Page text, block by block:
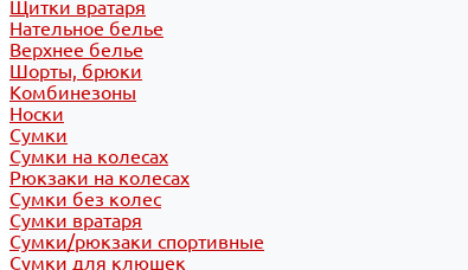
Щитки вратаря
Нательное белье
Верхнее белье
Шорты, брюки
Комбинезоны
Носки
Сумки
Сумки на колесах
Рюкзаки на колесах
Сумки без колес
Сумки вратаря
Сумки/рюкзаки спортивные
Сумки для клюшек